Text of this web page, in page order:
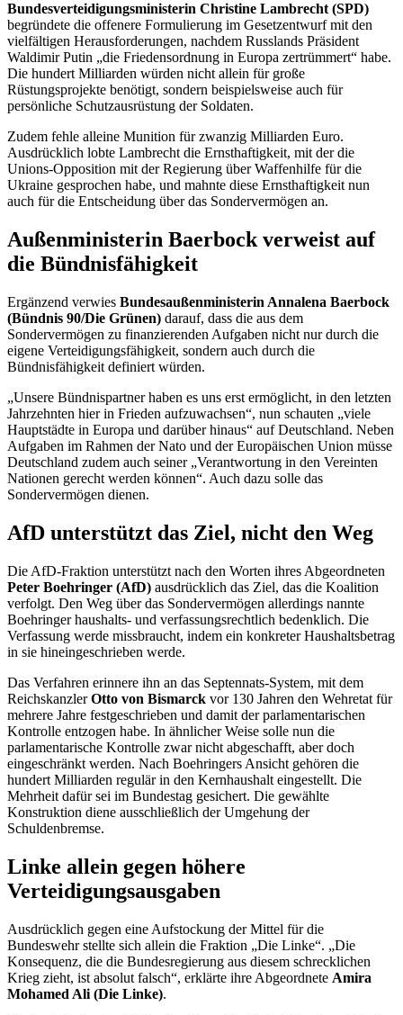
Bundesverteidigungsministerin Christine Lambrecht (SPD)
begründete die offenere Formulierung im Gesetzentwurf mit den
vielfältigen Herausforderungen, nachdem Russlands Präsident
Waldimir Putin „die Friedensordnung in Europa zertrümmert“ habe.
Die hundert Milliarden würden nicht allein für große
Rüstungsprojekte benötigt, sondern beispielsweise auch für
persönliche Schutzausrüstung der Soldaten.
Zudem fehle alleine Munition für zwanzig Milliarden Euro.
Ausdrücklich lobte Lambrecht die Ernsthaftigkeit, mit der die
Unions-Opposition mit der Regierung über Waffenhilfe für die
Ukraine gesprochen habe, und mahnte diese Ernsthaftigkeit nun
auch für die Entscheidung über das Sondervermögen an.
Außenministerin Baerbock verweist auf
die Bündnisfähigkeit
Ergänzend verwies Bundesaußenministerin Annalena Baerbock
(Bündnis 90/Die Grünen) darauf, dass die aus dem
Sondervermögen zu finanzierenden Aufgaben nicht nur durch die
eigene Verteidigungsfähigkeit, sondern auch durch die
Bündnisfähigkeit definiert würden.
„Unsere Bündnispartner haben es uns erst ermöglicht, in den letzten
Jahrzehnten hier in Frieden aufzuwachsen“, nun schauten „viele
Hauptstädte in Europa und darüber hinaus“ auf Deutschland. Neben
Aufgaben im Rahmen der Nato und der Europäischen Union müsse
Deutschland zudem auch seiner „Verantwortung in den Vereinten
Nationen gerecht werden können“. Auch dazu solle das
Sondervermögen dienen.
AfD unterstützt das Ziel, nicht den Weg
Die AfD-Fraktion unterstützt nach den Worten ihres Abgeordneten
Peter Boehringer (AfD) ausdrücklich das Ziel, das die Koalition
verfolgt. Den Weg über das Sondervermögen allerdings nannte
Boehringer haushalts- und verfassungsrechtlich bedenklich. Die
Verfassung werde missbraucht, indem ein konkreter Haushaltsbetrag
in sie hineingeschrieben werde.
Das Verfahren erinnere ihn an das Septennats-System, mit dem
ReichskanzlerOtto von Bismarck vor 130 Jahren den Wehretat für
mehrere Jahre festgeschrieben und damit der parlamentarischen
Kontrolle entzogen habe. In ähnlicher Weise solle nun die
parlamentarische Kontrolle zwar nicht abgeschafft, aber doch
eingeschränkt werden. Nach Boehringers Ansicht gehören die
hundert Milliarden regulär in den Kernhaushalt eingestellt. Die
Mehrheit dafür sei im Bundestag gesichert. Die gewählte
Konstruktion diene ausschließlich der Umgehung der
Schuldenbremse.
Linke allein gegen höhere
Verteidigungsausgaben
Ausdrücklich gegen eine Aufstockung der Mittel für die
Bundeswehr stellte sich allein die Fraktion „Die Linke“. „Die
Konsequenz, die die Bundesregierung aus diesem schrecklichen
Krieg zieht, ist absolut falsch“, erklärte ihre Abgeordnete Amira
Mohamed Ali (Die Linke).